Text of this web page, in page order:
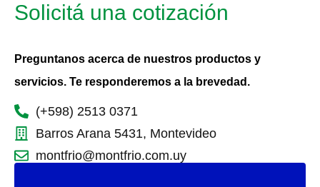
Solicitá una cotización
Preguntanos acerca de nuestros productos y
servicios. Te responderemos a la brevedad.
(+598) 2513 0371
Barros Arana 5431, Montevideo
montfrio@montfrio.com.uy